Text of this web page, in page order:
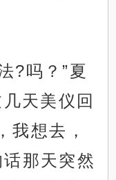
?吗？”夏
天美仪回
我想去，
那天突然